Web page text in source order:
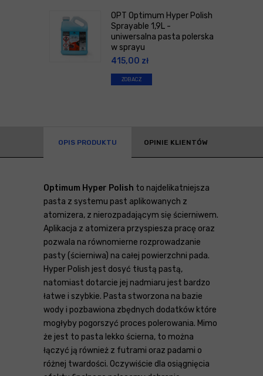
OPT Optimum Hyper Polish
Sprayable 1,9L -
uniwersalna pasta polerska
w sprayu
415,00 zł
ZOBACZ
OPIS PRODUKTU OPINIE KLIENTÓW
Optimum Hyper Polish to najdelikatniejsza
pasta z systemu past aplikowanych z
atomizera, z nierozpadającym się ścierniwem.
Aplikacja z atomizera przyspiesza pracę oraz
pozwala na równomierne rozprowadzanie
pasty (ścierniwa) na całej powierzchni pada.
Hyper Polish jest dosyć tłustą pastą,
natomiast dotarcie jej nadmiaru jest bardzo
łatwe i szybkie. Pasta stworzona na bazie
wody i pozbawiona zbędnych dodatków które
mogłyby pogorszyć proces polerowania. Mimo
że jest to pasta lekko ścierna, to można
łączyć ją również z futrami oraz padami o
różnej twardości. Oczywiście dla osiągnięcia